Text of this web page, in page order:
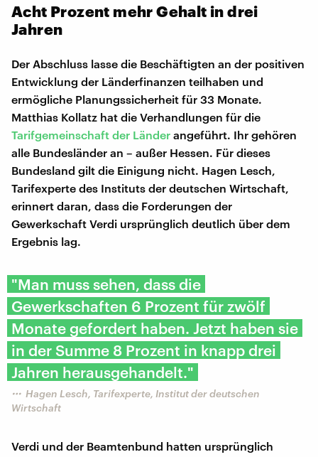
Acht Prozent mehr Gehalt in drei
Jahren
Der Abschluss lasse die Beschäftigten an der positiven
Entwicklung der Länderfinanzen teilhaben und
ermögliche Planungssicherheit für 33 Monate.
Matthias Kollatz hat die Verhandlungen für die
Tarifgemeinschaft der Länder angeführt. Ihr gehören
alle Bundesländer an – außer Hessen. Für dieses
Bundesland gilt die Einigung nicht. Hagen Lesch,
Tarifexperte des Instituts der deutschen Wirtschaft,
erinnert daran, dass die Forderungen der
Gewerkschaft Verdi ursprünglich deutlich über dem
Ergebnis lag.
"Man muss sehen, dass die
Gewerkschaften 6 Prozent für zwölf
Monate gefordert haben. Jetzt haben sie
in der Summe 8 Prozent in knapp drei
Jahren herausgehandelt."
Hagen Lesch, Tarifexperte, Institut der deutschen
Wirtschaft
Verdi und der Beamtenbund hatten ursprünglich